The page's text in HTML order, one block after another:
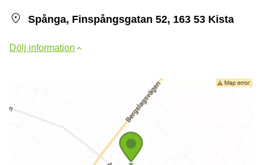
Spånga, Finspångsgatan 52, 163 53 Kista
Dölj information